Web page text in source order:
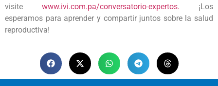
visite www.ivi.com.pa/conversatorio-expertos. ¡Los
esperamos para aprender y compartir juntos sobre la salud
reproductiva!